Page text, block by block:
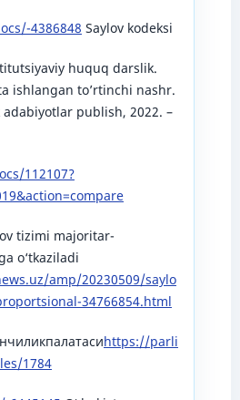
4386848 Saylov kodeksi
huquq darslik.
ishlangan to’rtinchi nashr.
publish, 2022. –
112107?
tizimi majoritar-
o‘tkaziladi
amp/20230509/saylo
34766854.html
https://parli
1784